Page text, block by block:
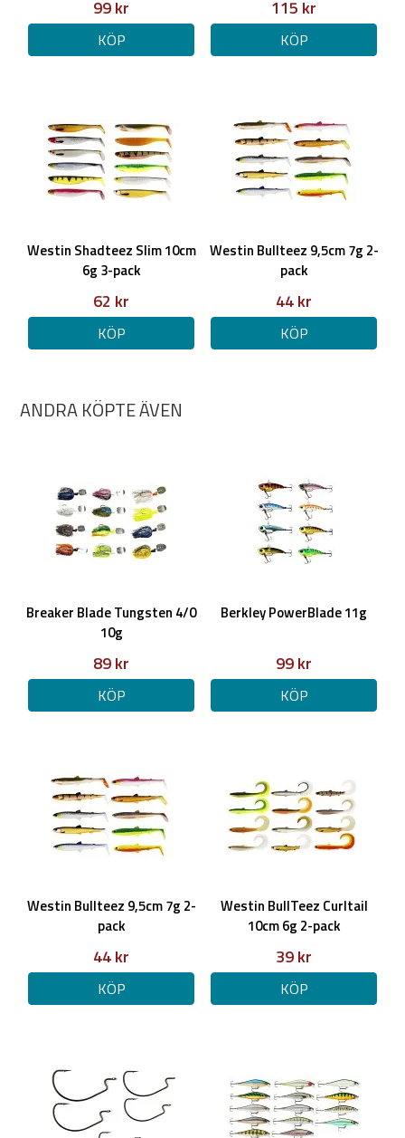
99 kr
KÖP
115 kr
KÖP
Westin Shadteez Slim 10cm
6g 3-pack
62 kr
KÖP
Westin Bullteez 9,5cm 7g 2-
pack
44 kr
KÖP
ANDRA KÖPTE ÄVEN
Breaker Blade Tungsten 4/0
10g
89 kr
KÖP
Berkley PowerBlade 11g
99 kr
KÖP
Westin Bullteez 9,5cm 7g 2-
pack
44 kr
KÖP
Westin BullTeez Curltail
10cm 6g 2-pack
39 kr
KÖP